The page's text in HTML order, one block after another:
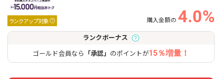
ランクアップ対象 購入金額の 4.0%
ランクボーナス
ゴールド会員なら 「承認」 のポイントが15％増量！